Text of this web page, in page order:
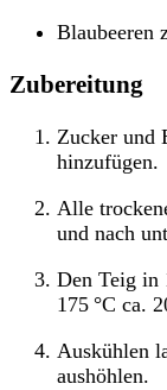
Blaubeeren
Zubereitung
Zucker und
hinzufügen.
Alle
und nach
Den Teig in
175 °C ca.
Auskühlen
aushöhlen.